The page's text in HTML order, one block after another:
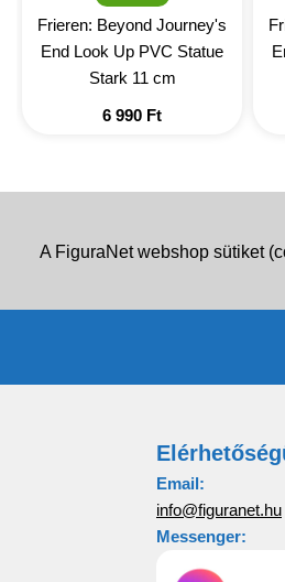
Frieren: Beyond Journey's
End Look Up PVC Statue
Stark 11 cm
6 990 Ft
A FiguraNet webshop sütiket
Email:
info@figuranet.hu
Messenger: